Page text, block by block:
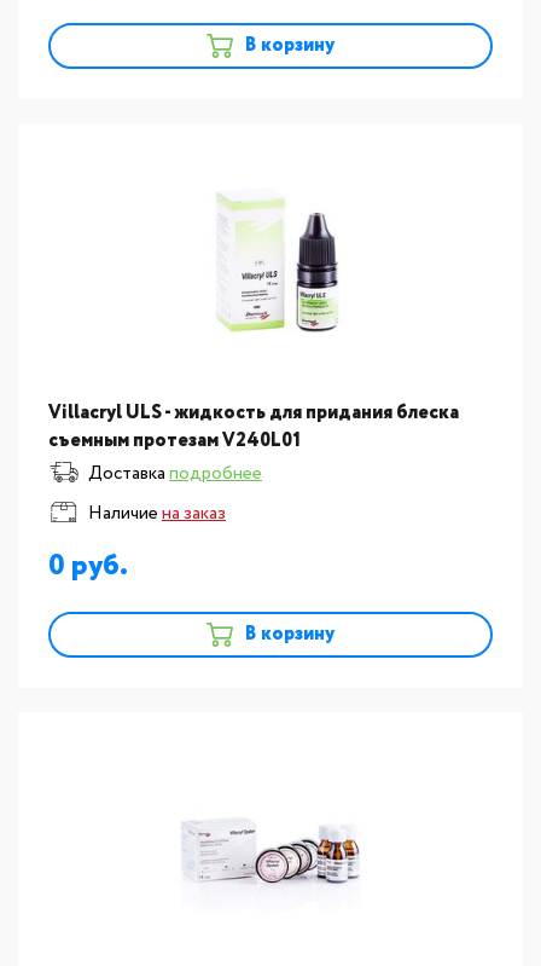
В корзину
Villacryl ULS - жидкость для придания блеска
съемным протезам V240L01
Доставкаподробнее
Наличиена заказ
0
В корзину